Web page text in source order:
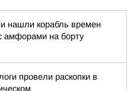
нашли корабль времен
амфорами на борту
провели раскопки в